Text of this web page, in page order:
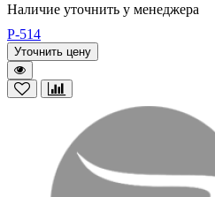
Наличие уточнить у менеджера
P-514
Уточнить цену